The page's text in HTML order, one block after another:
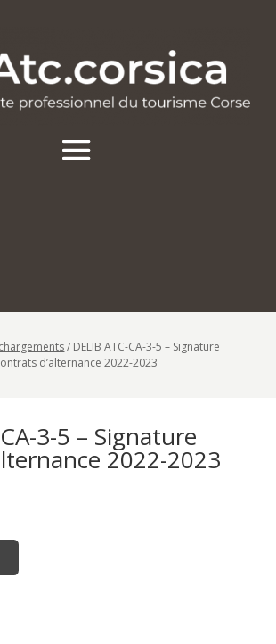
/ DELIB ATC-CA-3-5 – Signature
d’alternance 2022-2023
3-5 – Signature
2022-2023